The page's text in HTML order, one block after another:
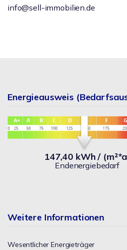
info@sell-immobilien.de
Energieausweis
147,40 kWh /
Endenergiebedarf
Weitere Informationen
Wesentlicher Energieträger